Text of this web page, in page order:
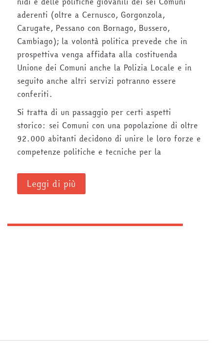
aderenti (oltre a Cernusco, Gorgonzola,
Carugate, Pessano con Bornago, Bussero,
Cambiago); la volontà politica prevede che in
prospettiva venga affidata alla costituenda
Unione dei Comuni anche la Polizia Locale e in
seguito anche altri servizi potranno essere
conferiti.
Si tratta di un passaggio per certi aspetti
storico: sei Comuni con una popolazione di oltre
92.000 abitanti decidono di unire le loro forze e
competenze politiche e tecniche per la
Leggi di più